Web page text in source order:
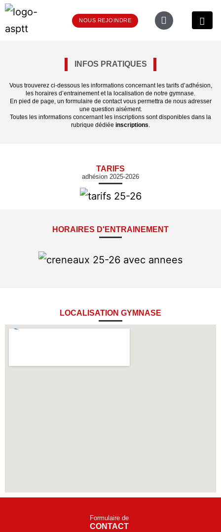
NOUS REJOINDRE
INFOS PRATIQUES
Vous trouverez ci-dessous les informations concernant les tarifs d’adhésion,
les horaires d’entrainement et la localisation de notre gymnase.
En pied de page, un formulaire de contact vous permettra de nous adresser
une question aisément.
Toutes les informations concernant les inscriptions sont disponibles dans la
rubrique dédiée inscriptions.
TARIFS
adhésion 2025-2026
HORAIRES D'ENTRAINEMENT
LOCALISATION GYMNASE
Formulaire de
CONTACT